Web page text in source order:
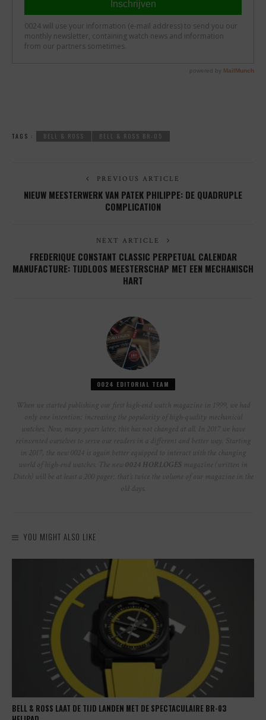
TAGS : BELL & ROSS BELL & ROSS BR-05
PREVIOUS ARTICLE
NIEUW MEESTERWERK VAN PATEK PHILIPPE: DE QUADRUPLE
COMPLICATION
NEXT ARTICLE
FREDERIQUE CONSTANT CLASSIC PERPETUAL CALENDAR
MANUFACTURE: TIJDLOOS MEESTERSCHAP MET EEN MECHANISCH
HART
0024 EDITORIAL TEAM
When we started publishing our first high-end watch magazine in 1999, we had
only one intention: increasing the popularity of high-quality mechanical
watches. Now, many years later, this has not changed at all. In 2017 we have
reinvented ourselves to serve our readers in a different and better way. Starting
in 2017, the new 0024 is again better equipped to interact with the changing
world of high-end watches. The new 0024 HORLOGES magazine (written in
Dutch) will be at least a 200 pager: that’s twice the volume of our magazine in the
old days.
YOU MIGHT ALSO LIKE
BELL & ROSS LAAT DE TIJD LANDEN MET DE SPECTACULAIRE BR-03